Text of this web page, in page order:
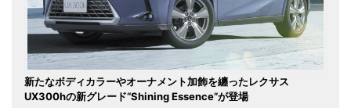
新たなボディカラーやオーナメント加飾を纏ったレクサス
UX300hの新グレード“Shining Essence”が登場